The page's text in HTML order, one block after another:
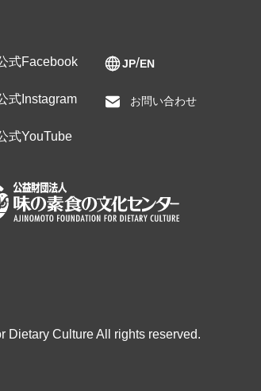
式Facebook
式Instagram
式YouTube
JP EN
お問い合わせ
Dietary Culture All rights reserved.